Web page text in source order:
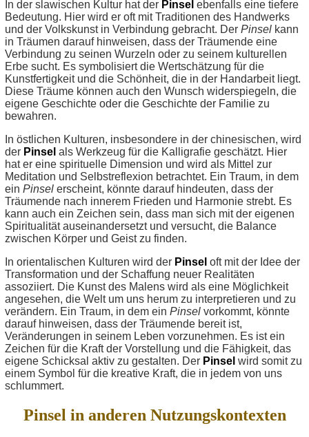
In der slawischen Kultur hat der Pinsel ebenfalls eine tiefere
Bedeutung. Hier wird er oft mit Traditionen des Handwerks
und der Volkskunst in Verbindung gebracht. Der Pinsel kann
in Träumen darauf hinweisen, dass der Träumende eine
Verbindung zu seinen Wurzeln oder zu seinem kulturellen
Erbe sucht. Es symbolisiert die Wertschätzung für die
Kunstfertigkeit und die Schönheit, die in der Handarbeit liegt.
Diese Träume können auch den Wunsch widerspiegeln, die
eigene Geschichte oder die Geschichte der Familie zu
bewahren.
In östlichen Kulturen, insbesondere in der chinesischen, wird
der Pinsel als Werkzeug für die Kalligrafie geschätzt. Hier
hat er eine spirituelle Dimension und wird als Mittel zur
Meditation und Selbstreflexion betrachtet. Ein Traum, in dem
ein Pinsel erscheint, könnte darauf hindeuten, dass der
Träumende nach innerem Frieden und Harmonie strebt. Es
kann auch ein Zeichen sein, dass man sich mit der eigenen
Spiritualität auseinandersetzt und versucht, die Balance
zwischen Körper und Geist zu finden.
In orientalischen Kulturen wird der Pinsel oft mit der Idee der
Transformation und der Schaffung neuer Realitäten
assoziiert. Die Kunst des Malens wird als eine Möglichkeit
angesehen, die Welt um uns herum zu interpretieren und zu
verändern. Ein Traum, in dem ein Pinsel vorkommt, könnte
darauf hinweisen, dass der Träumende bereit ist,
Veränderungen in seinem Leben vorzunehmen. Es ist ein
Zeichen für die Kraft der Vorstellung und die Fähigkeit, das
eigene Schicksal aktiv zu gestalten. Der Pinsel wird somit zu
einem Symbol für die kreative Kraft, die in jedem von uns
schlummert.
Pinsel in anderen Nutzungskontexten